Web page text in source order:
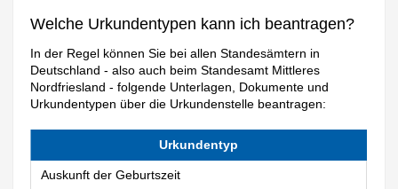
Welche Urkundentypen kann ich beantragen?
In der Regel können Sie bei allen Standesämtern in
Deutschland - also auch beim Standesamt Mittleres
Nordfriesland - folgende Unterlagen, Dokumente und
Urkundentypen über die Urkundenstelle beantragen:
Urkundentyp
Auskunft der Geburtszeit